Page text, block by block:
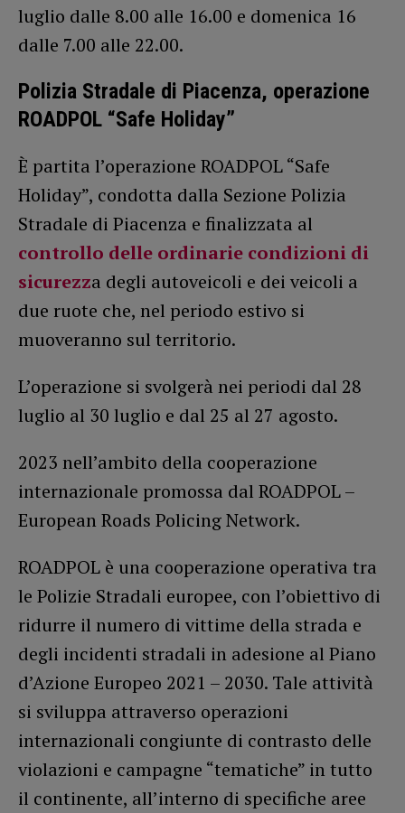
luglio dalle 8.00 alle 16.00 e domenica 16
dalle 7.00 alle 22.00.
Polizia Stradale di Piacenza, operazione
ROADPOL “Safe Holiday”
È partita l’operazione ROADPOL “Safe
Holiday”, condotta dalla Sezione Polizia
Stradale di Piacenza e finalizzata al
controllo delle ordinarie condizioni di
sicurezza degli autoveicoli e dei veicoli a
due ruote che, nel periodo estivo si
muoveranno sul territorio.
L’operazione si svolgerà nei periodi dal 28
luglio al 30 luglio e dal 25 al 27 agosto.
2023 nell’ambito della cooperazione
internazionale promossa dal ROADPOL –
European Roads Policing Network.
ROADPOL è una cooperazione operativa tra
le Polizie Stradali europee, con l’obiettivo di
ridurre il numero di vittime della strada e
degli incidenti stradali in adesione al Piano
d’Azione Europeo 2021 – 2030. Tale attività
si sviluppa attraverso operazioni
internazionali congiunte di contrasto delle
violazioni e campagne “tematiche” in tutto
il continente, all’interno di specifiche aree